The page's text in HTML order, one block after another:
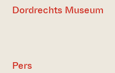
Dordrechts Museum
Pers